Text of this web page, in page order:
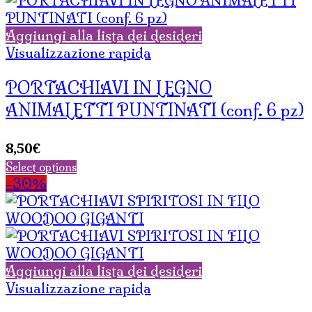
Aggiungi alla lista dei desideri
Visualizzazione rapida
PORTACHIAVI IN LEGNO
ANIMALETTI PUNTINATI (conf. 6 pz)
8,50€
Select options
-30%
Aggiungi alla lista dei desideri
Visualizzazione rapida